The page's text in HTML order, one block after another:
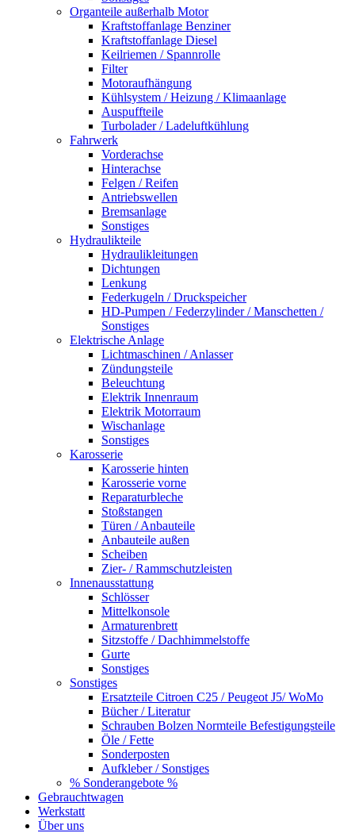
Organteile außerhalb Motor
Kraftstoffanlage Benziner
Kraftstoffanlage Diesel
Keilriemen / Spannrolle
Filter
Motoraufhängung
Kühlsystem / Heizung / Klimaanlage
Auspuffteile
Turbolader / Ladeluftkühlung
Fahrwerk
Vorderachse
Hinterachse
Felgen / Reifen
Antriebswellen
Bremsanlage
Sonstiges
Hydraulikteile
Hydraulikleitungen
Dichtungen
Lenkung
Federkugeln / Druckspeicher
HD-Pumpen / Federzylinder / Manschetten /
Sonstiges
Elektrische Anlage
Lichtmaschinen / Anlasser
Zündungsteile
Beleuchtung
Elektrik Innenraum
Elektrik Motorraum
Wischanlage
Sonstiges
Karosserie
Karosserie hinten
Karosserie vorne
Reparaturbleche
Stoßstangen
Türen / Anbauteile
Anbauteile außen
Scheiben
Zier- / Rammschutzleisten
Innenausstattung
Schlösser
Mittelkonsole
Armaturenbrett
Sitzstoffe / Dachhimmelstoffe
Gurte
Sonstiges
Sonstiges
Ersatzteile Citroen C25 / Peugeot J5/ WoMo
Bücher / Literatur
Schrauben Bolzen Normteile Befestigungsteile
Öle / Fette
Sonderposten
Aufkleber / Sonstiges
% Sonderangebote %
Gebrauchtwagen
Werkstatt
Über uns